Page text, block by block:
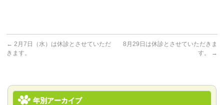
← 2月7日（水）は休診とさせていただ
きます。
8月29日は休診とさせていただきま
す。
→
年別アーカイブ